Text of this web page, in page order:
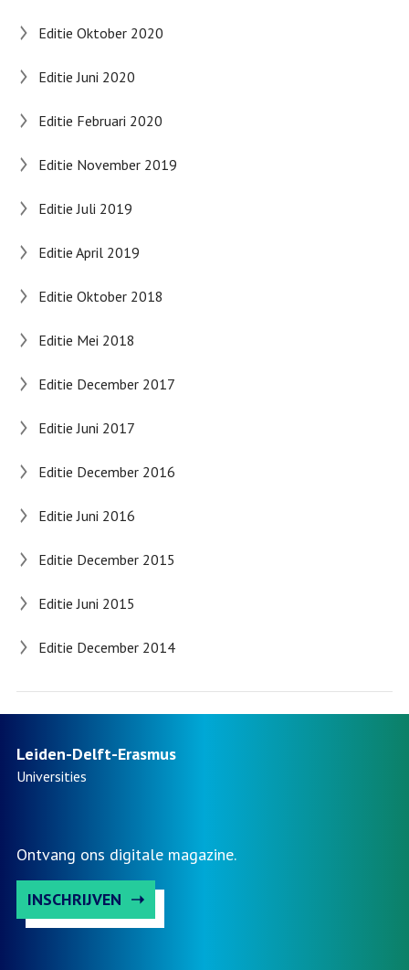
Editie Oktober 2020
Editie Juni 2020
Editie Februari 2020
Editie November 2019
Editie Juli 2019
Editie April 2019
Editie Oktober 2018
Editie Mei 2018
Editie December 2017
Editie Juni 2017
Editie December 2016
Editie Juni 2016
Editie December 2015
Editie Juni 2015
Editie December 2014
Leiden-Delft-Erasmus
Universities
Ontvang ons digitale magazine.
INSCHRIJVEN